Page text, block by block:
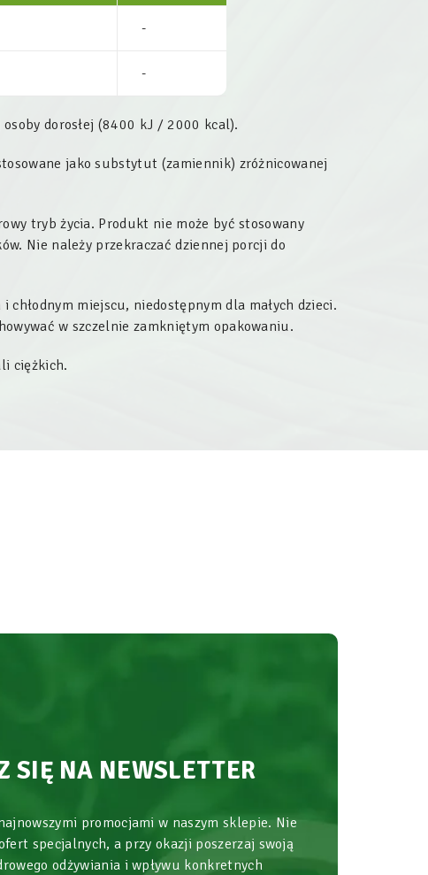
-
-
dorosłej (8400 kJ / 2000 kcal).
jako substytut (zamiennik) zróżnicowanej
tryb życia. Produkt nie może być stosowany
Nie należy przekraczać dziennej porcji do
chłodnym miejscu, niedostępnym dla małych dzieci.
w szczelnie zamkniętym opakowaniu.
ciężkich.
SIĘ NA NEWSLETTER
promocjami w naszym sklepie. Nie
specjalnych, a przy okazji poszerzaj swoją
odżywiania i wpływu konkretnych